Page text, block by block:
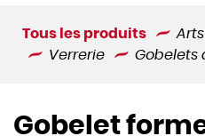
Tous les produits
Verrerie
Gobelets
Gobelet